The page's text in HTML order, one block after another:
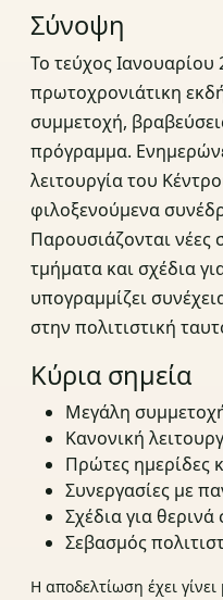
Σύνοψη
Το τεύχος Ιανουαρίου
πρωτοχρονιάτικη
συμμετοχή,
πρόγραμμα.
λειτουργία του
φιλοξενούμενα
Παρουσιάζονται νέες
τμήματα και σχέδια
υπογραμμίζει
στην πολιτιστική
Κύρια σημεία
Μεγάλη
Κανονική
Πρώτες ημερίδες
Συνεργασίες με
Σχέδια για θερινά
Σεβασμός
Η αποδελτίωση έχει